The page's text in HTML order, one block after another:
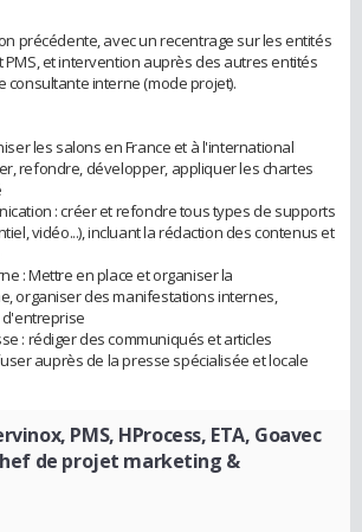
précédente, avec un recentrage sur les entités
PMS, et intervention auprès des autres entités
consultante interne (mode projet).
les salons en France et à l'international
refondre, développer, appliquer les chartes
: créer et refondre tous types de supports
vidéo...), incluant la rédaction des contenus et
: Mettre en place et organiser la
organiser des manifestations internes,
: rédiger des communiqués et articles
auprès de la presse spécialisée et locale
PMS, HProcess, ETA, Goavec
de projet marketing &